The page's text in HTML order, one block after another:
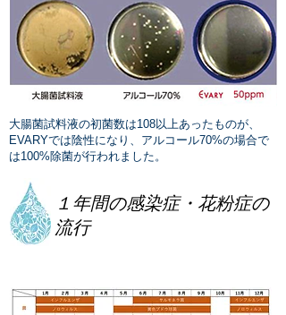
大腸菌試料液の初菌数は108以上あったものが、
EVARYでは陰性になり、アルコール70%の場合で
は100%除菌が行われました。
​１年間の感染症・花粉症の
流行